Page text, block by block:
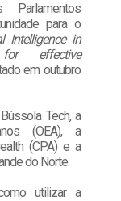
Parlamentos
para o
Intelligence in
effective
em outubro
Tech, a
(OEA), a
(CPA) e a
do Norte.
utilizar a